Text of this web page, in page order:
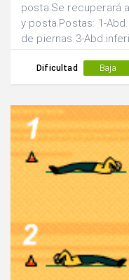
posta.Se recuperará
y posta.Postas: 1-
de piernas 3-
elevación de tronco
semiflexionadas.
Dificultad Baja